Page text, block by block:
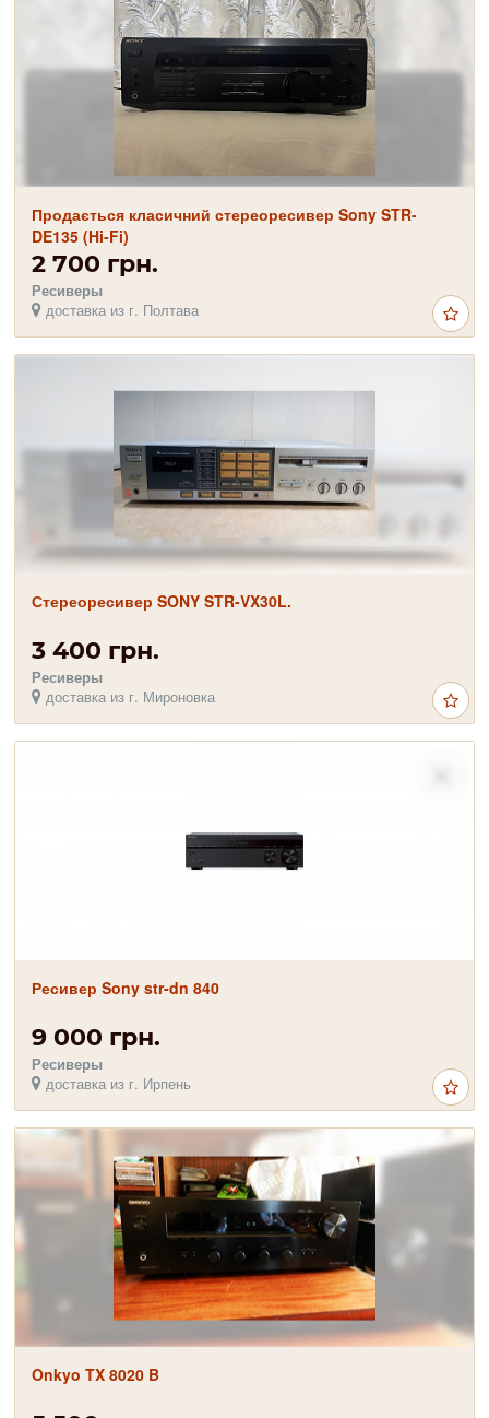
Продається класичний стереоресивер Sony STR-
DE135 (Hi-Fi)
2 700 грн.
Ресиверы
доставка из г. Полтава
Стереоресивер SONY STR-VX30L.
3 400 грн.
Ресиверы
доставка из г. Мироновка
Ресивер Sony str-dn 840
9 000 грн.
Ресиверы
доставка из г. Ирпень
Onkyo TX 8020 B